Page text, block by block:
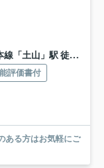
「土山」駅 徒歩16分
評価書付
ある方はお気軽にご